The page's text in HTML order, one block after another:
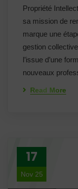
Propriété
sa mission de
marque une
gestion
l’issue d’une
nouveaux
Read More
17
Nov 25